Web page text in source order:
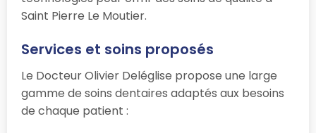
Saint Pierre Le Moutier.
Services et soins proposés
Le Docteur Olivier Deléglise propose une large
gamme de soins dentaires adaptés aux besoins
de chaque patient :